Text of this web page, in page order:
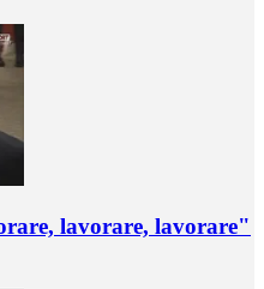
lavorare, lavorare"